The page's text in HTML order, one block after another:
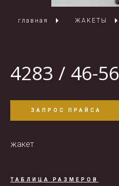
главная ЖАКЕТЫ
4283 / 46-56
ЗАПРОС ПРАЙСА
жакет
ТАБЛИЦА РАЗМЕРОВ